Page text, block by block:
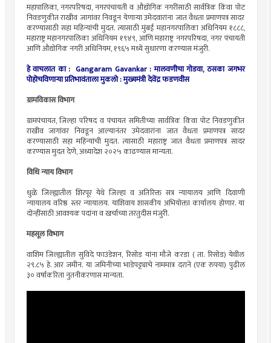
महापालिका, नगरपरिषदा, नगरपंचायती व औद्योगिक नगरींसाठी सार्वत्रिक किंवा पोट
निवडणुकीत राखीव जागांवर निवडून येणाऱ्या उमेदवारांना जात वैधता प्रमाणपत्र सादर
करण्यासाठी सहा महिन्यांची मुदत. त्यासाठी मुंबई महानगरपालिका अधिनियम १८८८,
महाराष्ट्र महानगरपालिका अधिनियम १९४९, आणि महाराष्ट्र नगरपरिषदा, नगर पंचायती
आणि औद्योगिक नगरी अधिनियम, १९६५ मध्ये सुधारणा करण्यास मंजुरी.
हे वाचलात का : Gangaram Gavankar : मालवणीचा गोडवा, ठसका जगभर
पोहोचविणाऱ्या प्रतिभावंताला मुकलो : मुख्यमंत्री देवेंद्र फडणवीस
ग्रामविकास विभाग
ग्रामपंचायत, जिल्हा परिषद व पंचायत समितीच्या सार्वत्रिक किंवा पोट निवडणुकीत
राखीव जागांवर निवडून आल्यानंतर उमेदवारांना जात वैधता प्रमाणपत्र सादर
करण्यासाठी सहा महिन्यांची मुदत. त्यासाठी महाराष्ट्र जात वैधता प्रमाणपत्र सादर
करण्यास मुदत देणे, अध्यादेश २०२५ काढण्यास मान्यता.
विधि न्याय विभाग
धुळे जिल्ह्यातील शिरपूर येथे जिल्हा व अतिरिक्त सत्र न्यायालय आणि दिवाणी
न्यायालय वरिष्ठ स्तर न्यायालय. याशिवाय शासकीय अभियोक्ता कार्यालय होणार. या
दोन्हींसाठी आवश्यक पदांना व खर्चाच्या तरतुदीस मंजुरी.
महसूल विभाग
वाशिम जिल्ह्यातील सुविदे फाउंडेशन, रिसोड यांना मौजे करडा ( ता. रिसोड) येथील
२९.८५ हे. आर जमीन. या जमिनीच्या भाडेपट्ट्याचे नाममात्र दराने (एक रुपया) पुढील
३० वर्षाकरिता नुतनीकरणास मान्यता.